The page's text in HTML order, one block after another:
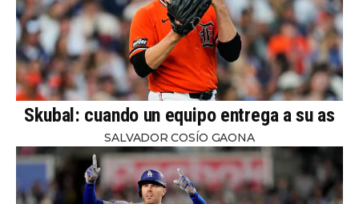
Skubal: cuando un equipo entrega a su as
SALVADOR COSÍO GAONA